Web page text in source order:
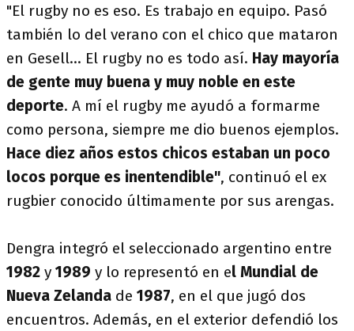
"El rugby no es eso. Es trabajo en equipo. Pasó
también lo del verano con el chico que mataron
en Gesell... El rugby no es todo así. Hay mayoría
de gente muy buena y muy noble en este
deporte. A mí el rugby me ayudó a formarme
como persona, siempre me dio buenos ejemplos.
Hace diez años estos chicos estaban un poco
locos porque es inentendible", continuó el ex
rugbier conocido últimamente por sus arengas.
Dengra integró el seleccionado argentino entre
1982 y 1989 y lo representó en el Mundial de
Nueva Zelanda de 1987, en el que jugó dos
encuentros. Además, en el exterior defendió los